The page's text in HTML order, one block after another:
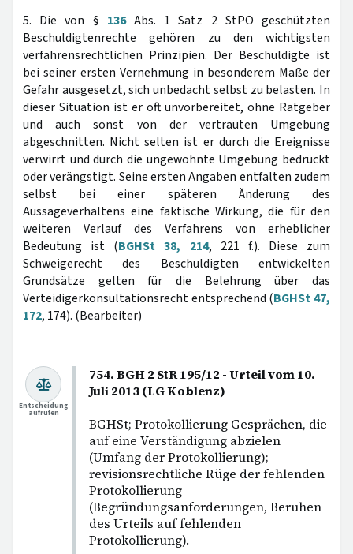
5. Die von § 136Abs. 1 Satz 2 StPO geschützten
Beschuldigtenrechte gehören zu den wichtigsten
verfahrensrechtlichen Prinzipien. Der Beschuldigte ist
bei seiner ersten Vernehmung in besonderem Maße der
Gefahr ausgesetzt, sich unbedacht selbst zu belasten. In
dieser Situation ist er oft unvorbereitet, ohne Ratgeber
und auch sonst von der vertrauten Umgebung
abgeschnitten. Nicht selten ist er durch die Ereignisse
verwirrt und durch die ungewohnte Umgebung bedrückt
oder verängstigt. Seine ersten Angaben entfalten zudem
selbst bei einer späteren Änderung des
Aussageverhaltens eine faktische Wirkung, die für den
weiteren Verlauf des Verfahrens von erheblicher
Bedeutung ist (BGHSt 38, 214, 221 f.). Diese zum
Schweigerecht des Beschuldigten entwickelten
Grundsätze gelten für die Belehrung über das
Verteidigerkonsultationsrecht entsprechend (BGHSt 47,
172, 174). (Bearbeiter)
754. BGH 2 StR 195/12 - Urteil vom 10.
Juli 2013 (LG Koblenz)
BGHSt; Protokollierung Gesprächen, die
auf eine Verständigung abzielen
(Umfang der Protokollierung);
revisionsrechtliche Rüge der fehlenden
Protokollierung
(Begründungsanforderungen, Beruhen
des Urteils auf fehlenden
Protokollierung).
Entscheidung
aufrufen